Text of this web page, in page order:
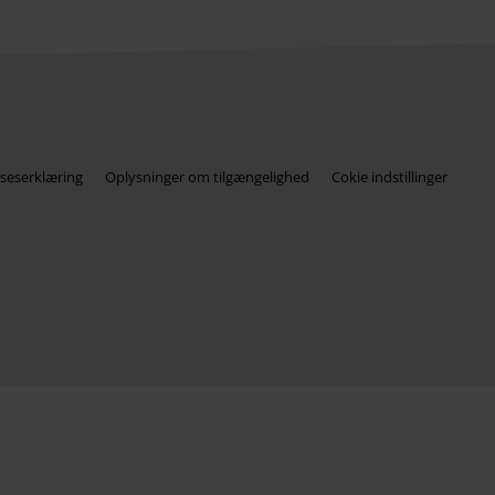
Oplysninger om tilgængelighed Cokie indstillinger